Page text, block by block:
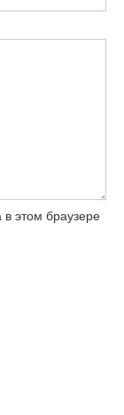
этом браузере